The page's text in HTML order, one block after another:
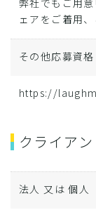
弊社でもご用
ェアをご着用
その他応募資格
https://
クライア
法人 又は 個人